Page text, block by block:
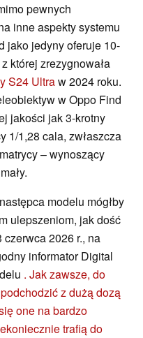
pewnych
inne aspekty systemu
jako jedyny oferuje 10-
której zrezygnowała
S24 Ultraw 2024 roku.
w Oppo Find
jakości jak 3-krotny
1/1,28 cala, zwłaszcza
– wynoszący
modelu mógłby
ulepszeniom, jak dość
czerwca 2026 r., na
informator Digital
. Jak zawsze, do
z dużą dozą
one na bardzo
trafią do